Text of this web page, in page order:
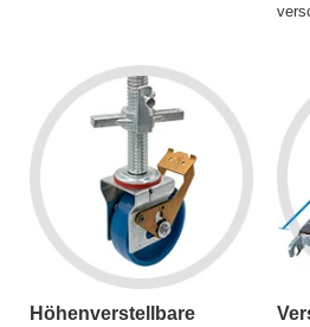
Höhenverstellbare